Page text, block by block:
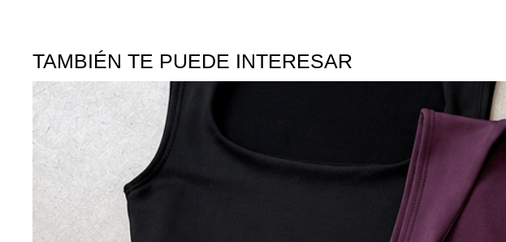
TAMBIÉN TE PUEDE INTERESAR